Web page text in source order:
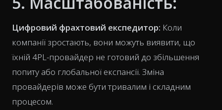
Цифровий фрахтовий експедитор: Коли
компанії зростають, вони можуть виявити, що
їхній 4PL-провайдер не готовий до збільшення
попиту або глобальної експансії. Зміна
провайдерів може бути тривалим і складним
процесом.